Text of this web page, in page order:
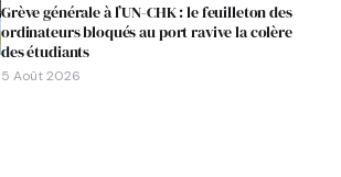
Grève générale à l’UN-CHK : le feuilleton des
ordinateurs bloqués au port ravive la colère
des étudiants
5 Août 2026